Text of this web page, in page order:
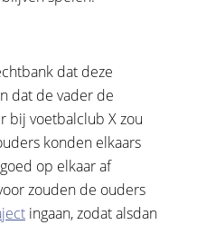
dat deze
dat de vader de
bij voetbalclub X zou
konden elkaars
op elkaar af
zouden de ouders
ingaan, zodat alsdan